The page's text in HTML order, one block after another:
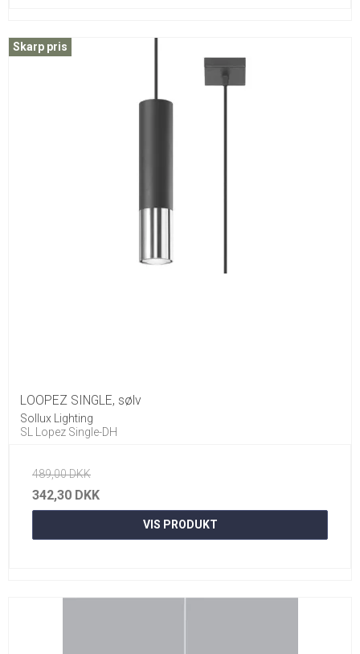
Skarp pris
LOOPEZ SINGLE, sølv
Sollux Lighting
SL Lopez Single-DH
489,00 DKK
342,30 DKK
VIS PRODUKT